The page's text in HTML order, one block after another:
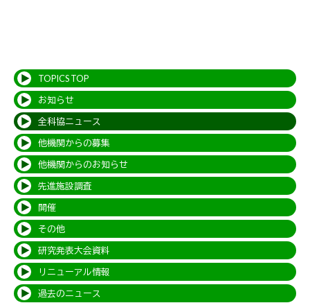
TOPICS TOP
お知らせ
全科協ニュース
他機関からの募集
他機関からのお知らせ
先進施設調査
開催
その他
研究発表大会資料
リニューアル情報
過去のニュース